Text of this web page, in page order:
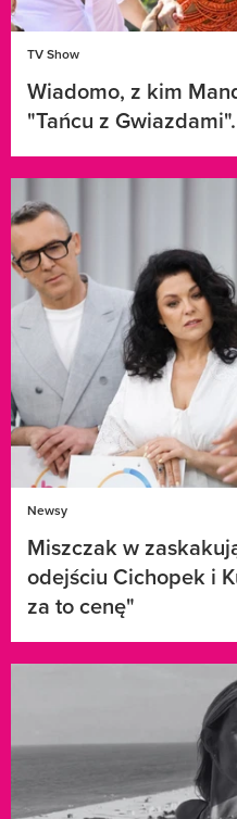
TV Show
Wiadomo, z kim
"Tańcu z
Newsy
Miszczak w
odejściu Cichopek i
za to cenę"